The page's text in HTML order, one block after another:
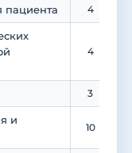
пациента 4
4
3
и
10